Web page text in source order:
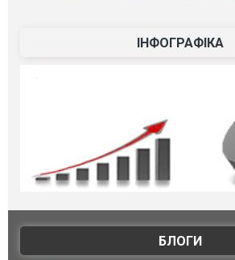
ІНФОГРАФІКА
БЛОГИ